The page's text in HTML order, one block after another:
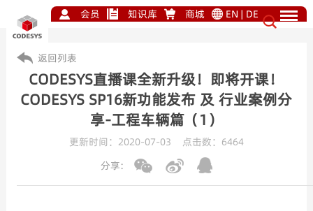
会员 知识库 商城 EN | DE
返回列表
CODESYS直播课全新升级！即将开课！
CODESYS SP16新功能发布 及 行业案例分
享-工程车辆篇（1）
更新时间：2020-07-03 点击数： 6464
分享: